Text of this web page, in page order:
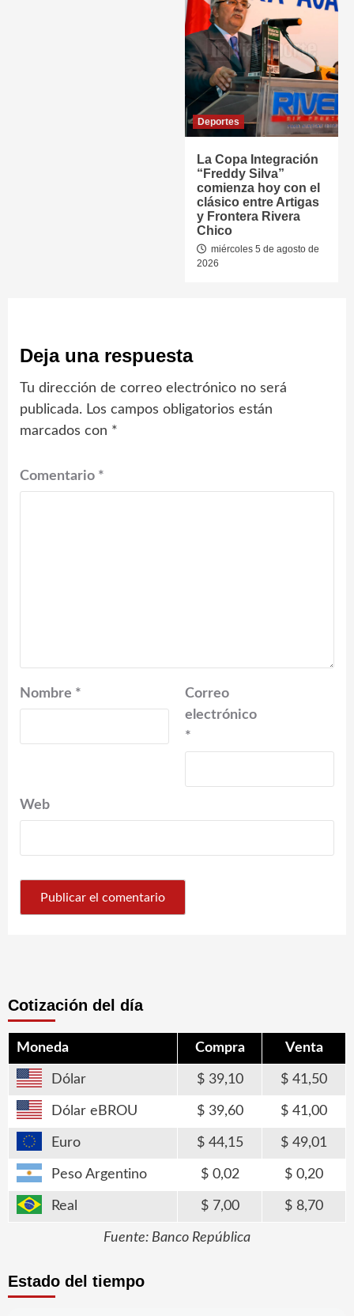
Deportes
La Copa Integración
“Freddy Silva”
comienza hoy con el
clásico entre Artigas
y Frontera Rivera
Chico
miércoles 5 de agosto de
2026
Deja una respuesta
Tu dirección de correo electrónico no será
publicada. Los campos obligatorios están
marcados con *
Comentario *
Nombre *
Correo
electrónico
*
Web
Cotización del día
Moneda Compra Venta
Dólar 39,10 41,50
Dólar eBROU 39,60 41,00
Euro 44,15 49,01
Peso Argentino 0,02 0,20
Real 7,00 8,70
Fuente: Banco República
Estado del tiempo